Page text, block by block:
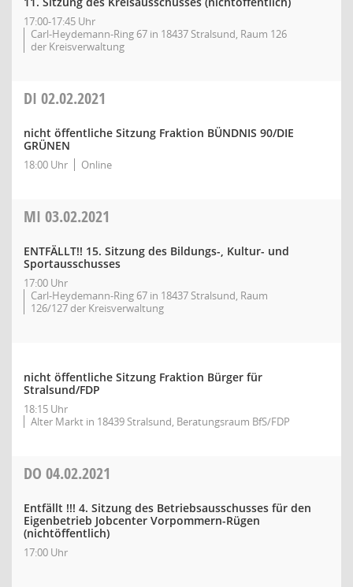
17:00-17:45 Uhr
Carl-Heydemann-Ring 67 in 18437 Stralsund, Raum 126
der Kreisverwaltung
DI 02.02.2021
nicht öffentliche Sitzung Fraktion BÜNDNIS 90/DIE
GRÜNEN
18:00 Uhr Online
MI 03.02.2021
ENTFÄLLT!! 15. Sitzung des Bildungs-, Kultur- und
Sportausschusses
17:00 Uhr
Carl-Heydemann-Ring 67 in 18437 Stralsund, Raum
126/127 der Kreisverwaltung
nicht öffentliche Sitzung Fraktion Bürger für
Stralsund/FDP
18:15 Uhr
Alter Markt in 18439 Stralsund, Beratungsraum BfS/FDP
DO 04.02.2021
Entfällt !!! 4. Sitzung des Betriebsausschusses für den
Eigenbetrieb Jobcenter Vorpommern-Rügen
(nichtöffentlich)
17:00 Uhr